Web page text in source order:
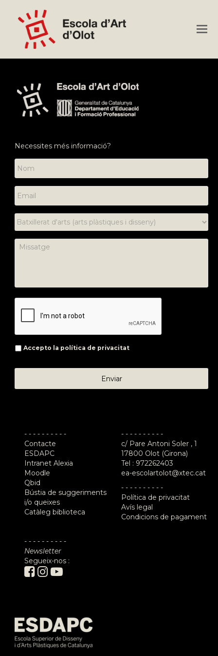
Necessites més informació?
Accepto la política de privacitat
- - - - - - - - - -
Contacte
ESDAPC
Intranet Alexia
Moodle
Qbid
Bústia de suggeriments
i/o queixes
Catàleg biblioteca
- - - - - - - - - -
Newsletter
Segueix-nos :
- - - - - - - - - -
c/ Pare Antoni Soler , 1
17800 Olot (Girona)
Tel : 972262403
ea-escolartolot@xtec.cat
- - - - - - - - - -
Política de privacitat
Avís legal
Condicions de pagament